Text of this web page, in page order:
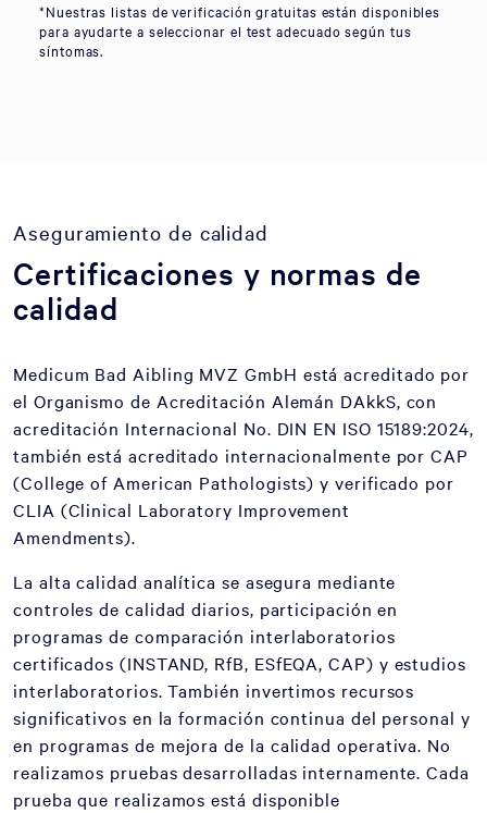
*Nuestras listas de verificación gratuitas están disponibles
para ayudarte a seleccionar el test adecuado según tus
síntomas.
Aseguramiento de calidad
Certificaciones y normas de
calidad
Medicum Bad Aibling MVZ GmbH está acreditado por
el Organismo de Acreditación Alemán DAkkS, con
acreditación Internacional No. DIN EN ISO 15189:2024,
también está acreditado internacionalmente por CAP
(College of American Pathologists) y verificado por
CLIA (Clinical Laboratory Improvement
Amendments).
La alta calidad analítica se asegura mediante
controles de calidad diarios, participación en
programas de comparación interlaboratorios
certificados (INSTAND, RfB, ESfEQA, CAP) y estudios
interlaboratorios. También invertimos recursos
significativos en la formación continua del personal y
en programas de mejora de la calidad operativa. No
realizamos pruebas desarrolladas internamente. Cada
prueba que realizamos está disponible